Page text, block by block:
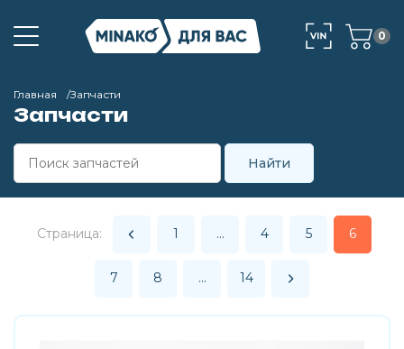
0
Главная Запчасти
Запчасти
Страница: 1 ... 4 5 6
7 8 ... 14